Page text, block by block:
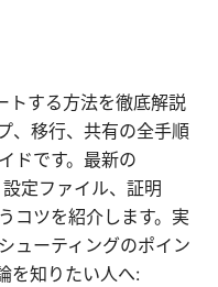
する方法を徹底解説
、移行、共有の全手順
ドです。最新の
定ファイル、証明
コツを紹介します。実
ューティングのポイン
を知りたい人へ: